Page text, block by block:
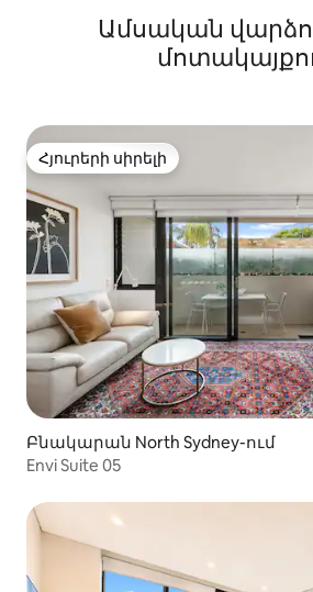
Ամսական
Հյուրերի սիրելի
Հյուրերի սիրելի
Բնակարան North Sydney-ում
Envi Suite 05